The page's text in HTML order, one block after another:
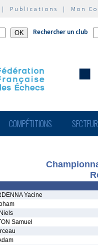
| Publications | Mon
Rechercher un club
COMPÉTITIONS
Yacine
Samuel